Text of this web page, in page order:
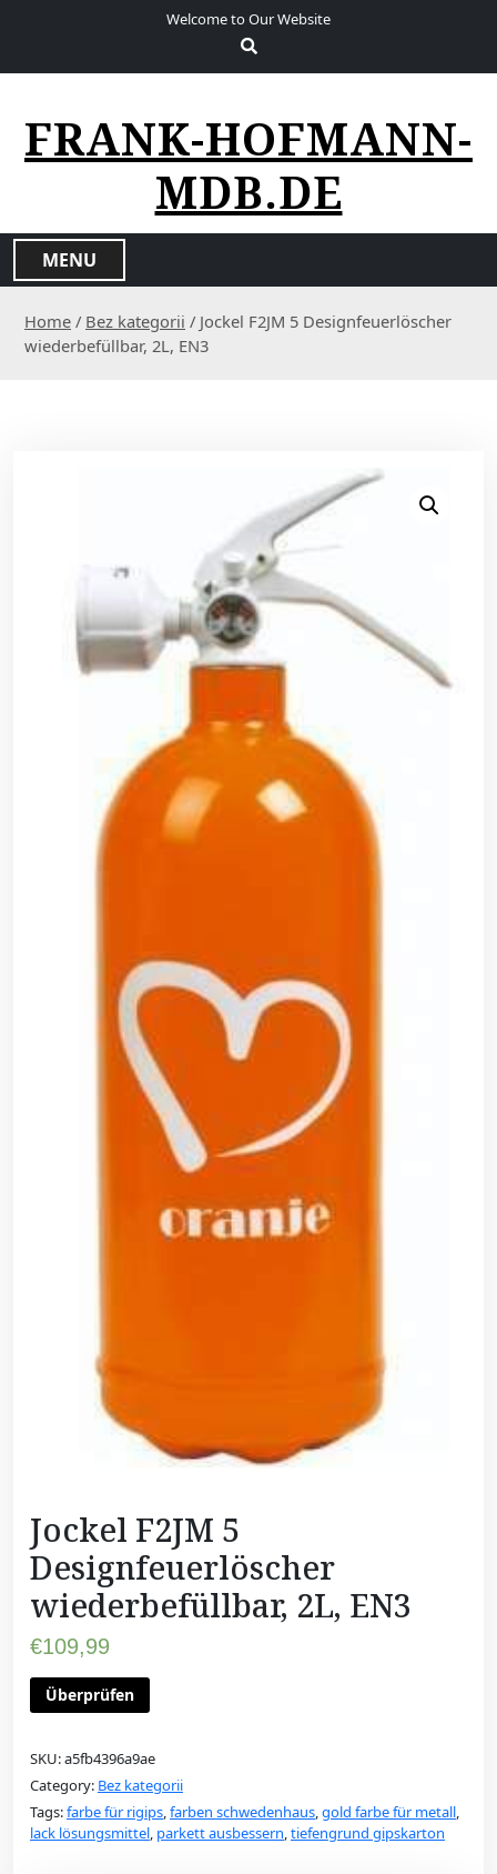
Welcome to Our Website
FRANK-HOFMANN-
MDB.DE
MENU
Home / Bez kategorii / Jockel F2JM 5 Designfeuerlöscher
wiederbefüllbar, 2L, EN3
Jockel F2JM 5
Designfeuerlöscher
wiederbefüllbar, 2L, EN3
€109,99
Überprüfen
SKU:a5fb4396a9ae
Category: Bez kategorii
Tags:farbe für rigips,farben schwedenhaus,gold farbe für metall,
lack lösungsmittel, parkett ausbessern,tiefengrund gipskarton